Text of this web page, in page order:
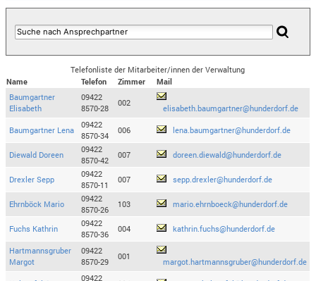
Telefonliste der Mitarbeiter/innen der Verwaltung
Name
Telefon Zimmer
Mail
Baumgartner
Elisabeth
09422
8570-28
002
elisabeth.baumgartner@hunderdorf.de
Baumgartner Lena
09422
8570-34
006 lena.baumgartner@hunderdorf.de
Diewald Doreen
09422
8570-42
007 doreen.diewald@hunderdorf.de
Drexler Sepp
09422
8570-11
007 sepp.drexler@hunderdorf.de
Ehrnböck Mario
09422
8570-26
103 mario.ehrnboeck@hunderdorf.de
Fuchs Kathrin
09422
8570-36
004 kathrin.fuchs@hunderdorf.de
Hartmannsgruber
Margot
09422
8570-29
001
margot.hartmannsgruber@hunderdorf.de
09422